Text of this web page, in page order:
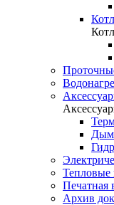
Тепловые
Печатная
Архив